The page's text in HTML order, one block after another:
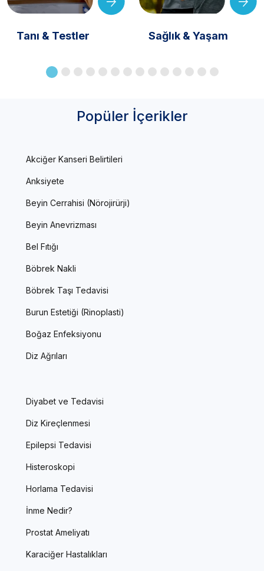
Tanı & Testler Sağlık & Yaşam
Popüler İçerikler
Akciğer Kanseri Belirtileri
Anksiyete
Beyin Cerrahisi (Nörojirürji)
Beyin Anevrizması
Bel Fıtığı
Böbrek Nakli
Böbrek Taşı Tedavisi
Burun Estetiği (Rinoplasti)
Boğaz Enfeksiyonu
Diz Ağrıları
Diyabet ve Tedavisi
Diz Kireçlenmesi
Epilepsi Tedavisi
Histeroskopi
Horlama Tedavisi
İnme Nedir?
Prostat Ameliyatı
Karaciğer Hastalıkları